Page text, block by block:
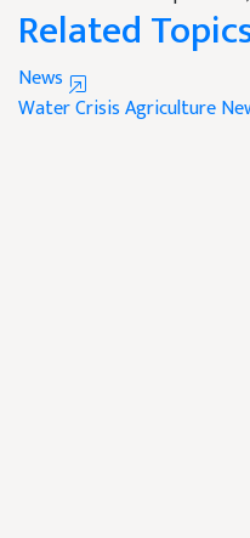
Related
News
Water CrisisAgriculture